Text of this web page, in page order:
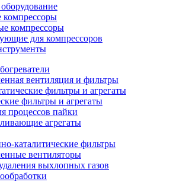
компрессоры
для компрессоров
вентиляция и фильтры
фильтры и агрегаты
фильтры и агрегаты
процессов пайки
агрегаты
каталитические фильтры
вентиляторы
выхлопных газов